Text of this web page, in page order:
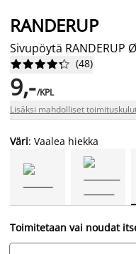
RANDERUP
Sivupöytä RANDERUP





 (48)
9,-/KPL
Lisäksi mahdolliset
Väri: Vaalea hiekka
Toimitetaan vai noudat